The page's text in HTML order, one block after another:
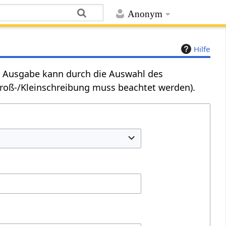
Anonym
Hilfe
kann durch die Auswahl des
Kleinschreibung muss beachtet werden).